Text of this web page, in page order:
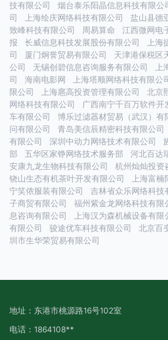
技有限公司
烟台泰乐阳晶信息科技有限公
司
上海绘庆网络科技有限公司 盐山县德
致峰科技有限公司
周易算命 江西微网电
报
长威信息科技发展股份有限公司
上
司
厦门炯誉贸易有限公司
天津港保税区
公司
无锡创碧信息咨询服务有限公司
司
海南电影网 上海塔顺网络科技有限公
限公司
上海扈高投资管理有限公司 北京
网络科技有限公司
广西南宁千百万软件开
车有限公司
博乐过滤器材贸易（武汉）有
问有限公司
青岛美信辰精密科技有限公司
有限公司
深圳中动力网络技术有限公司
部
五华区家铮网络技术服务部 河北百达
安康九龙生物科技有限公司
杭州灿灿投资
铙山生态有机茶叶开发有限公司
上海富
宁笑侬服装有限公司
吉林省众乐网络科技
子商贸有限公司
福州紫金龙网络科技有限
息咨询有限公司
上海汉为森机械设备有限
有限公司
骏途优车科技有限公司 北京百
圳市生华荣贸易有限公司
地址：东港市桃源路16号102室
电话：1864108**